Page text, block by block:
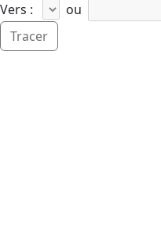
Vers :
ou